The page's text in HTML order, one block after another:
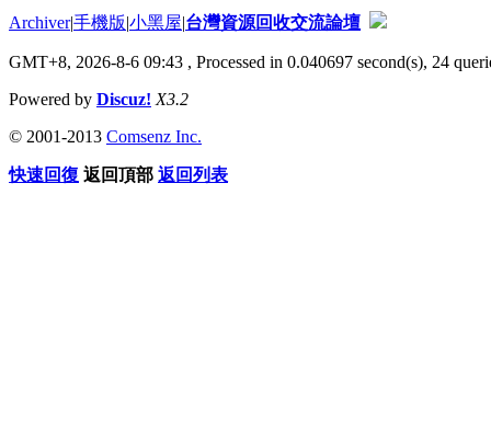
Archiver|手機版|小黑屋|台灣資源回收交流論壇
GMT+8, 2026-8-6 09:43 , Processed in 0.040697 second(s), 24
Powered by Discuz! X3.2
© 2001-2013 Comsenz Inc.
快速回復 返回頂部 返回列表